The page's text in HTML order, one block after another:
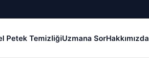
Petek TemizliğiUzmana SorHakkımızda